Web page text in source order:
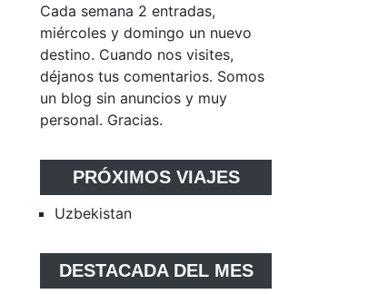
Cada semana 2 entradas,
miércoles y domingo un nuevo
destino. Cuando nos visites,
déjanos tus comentarios. Somos
un blog sin anuncios y muy
personal. Gracias.
PRÓXIMOS VIAJES
Uzbekistan
DESTACADA DEL MES